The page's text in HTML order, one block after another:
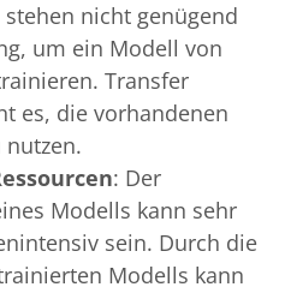
nicht genügend
um ein Modell von
Transfer
es, die vorhandenen
nutzen.
: Der
Modells kann sehr
sein. Durch die
Modells kann